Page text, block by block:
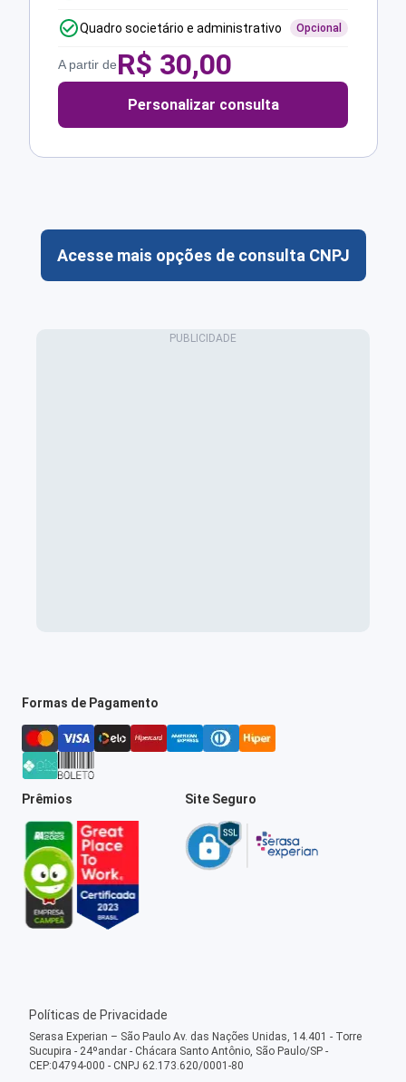
Quadro societário e administrativo Opcional
A partir deR$ 30,00
Personalizar consulta
Acesse mais opções de consulta CNPJ
Formas de Pagamento
Prêmios Site Seguro
Políticas de Privacidade
Serasa Experian – São Paulo Av. das Nações Unidas, 14.401 - Torre
Sucupira - 24ºandar - Chácara Santo Antônio, São Paulo/SP -
CEP:04794-000 - CNPJ 62.173.620/0001-80